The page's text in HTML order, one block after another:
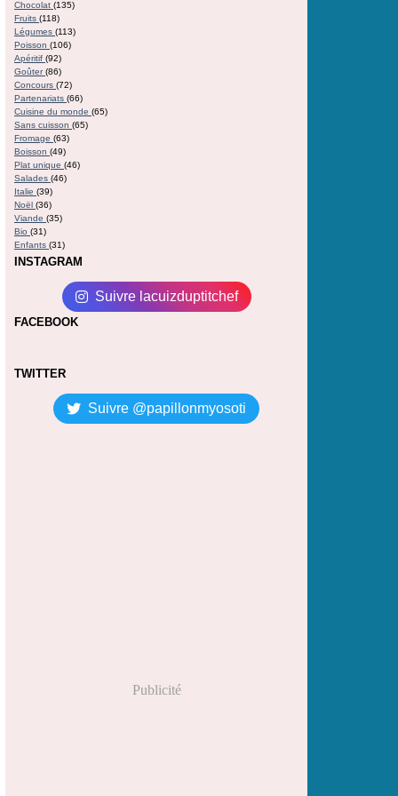
Chocolat (135)
Fruits (118)
Légumes (113)
Poisson (106)
Apéritif (92)
Goûter(86)
Concours (72)
Partenariats (66)
Cuisine du monde (65)
Sans cuisson (65)
Fromage (63)
Boisson (49)
Plat unique (46)
Salades (46)
Italie (39)
Noël (36)
Viande (35)
Bio (31)
Enfants (31)
INSTAGRAM
Suivre lacuizduptitchef
FACEBOOK
TWITTER
Suivre @papillonmyosoti
Publicité